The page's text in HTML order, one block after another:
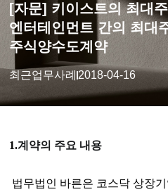
[자문] 키이스트의 최대
엔터테인먼트 간의 최대
주식양수도계약
최근업무사례 2018-04-16
1.계약의 주요 내용
법무법인 바른은 코스닥 상장